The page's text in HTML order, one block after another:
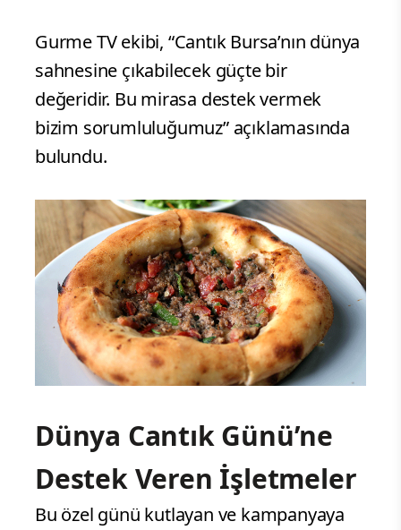
Gurme TV ekibi, “Cantık Bursa’nın dünya
sahnesine çıkabilecek güçte bir
değeridir. Bu mirasa destek vermek
bizim sorumluluğumuz” açıklamasında
bulundu.
Dünya Cantık Günü’ne
Destek Veren İşletmeler
Bu özel günü kutlayan ve kampanyaya